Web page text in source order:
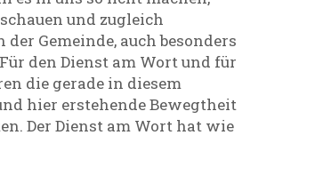
und zugleich
Gemeinde, auch besonders
den Dienst am Wort und für
die gerade in diesem
hier erstehende Bewegtheit
Der Dienst am Wort hat wie